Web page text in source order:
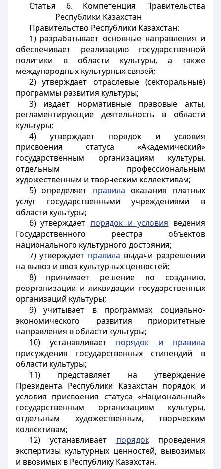
Статья 6. Компетенция Правительства
Республики Казахстан
Правительство Республики Казахстан:
1) разрабатывает основные направления и
обеспечивает реализацию государственной
политики в области культуры, а также
международных культурных связей;
2) утверждает отраслевые (секторальные)
программы развития культуры;
3) издает нормативные правовые акты,
регламентирующие деятельность в области
культуры;
4) утверждает порядок и условия
присвоения статуса «Академический»
государственным организациям культуры,
отдельным профессиональным
художественным и творческим коллективам;
5) определяет правила оказания платных
услуг государственными учреждениями в
области культуры;
6) утверждает порядок и условия ведения
Государственного реестра объектов
национального культурного достояния;
7) утверждает правила выдачи разрешений
на вывоз и ввоз культурных ценностей;
8) принимает решение по созданию,
реорганизации и ликвидации государственных
организаций культуры;
9) учитывает в программах социально-
экономического развития приоритетные
направления в области культуры;
10) устанавливает порядок и правила
присуждения государственных стипендий в
области культуры;
11) представляет на утверждение
Президента Республики Казахстан порядок и
условия присвоения статуса «Национальный»
государственным организациям культуры,
отдельным художественным, творческим
коллективам;
12) устанавливает порядокпроведения
экспертизы культурных ценностей, вывозимых
и ввозимых в Республику Казахстан.